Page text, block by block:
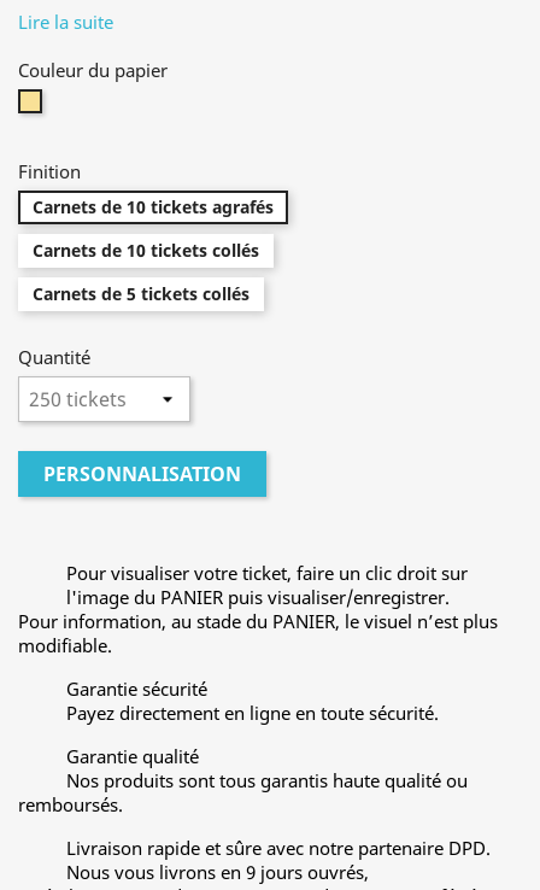
Lire la suite
Couleur du papier
Finition
Carnets de 10 tickets agrafés
Carnets de 10 tickets collés
Carnets de 5 tickets collés
Quantité
PERSONNALISATION
Pour visualiser votre ticket, faire un clic droit sur
l'image du PANIER puis visualiser/enregistrer.
Pour information, au stade du PANIER, le visuel n’est plus
modifiable.
Garantie sécurité
Payez directement en ligne en toute sécurité.
Garantie qualité
Nos produits sont tous garantis haute qualité ou
remboursés.
Livraison rapide et sûre avec notre partenaire DPD.
Nous vous livrons en 9 jours ouvrés,